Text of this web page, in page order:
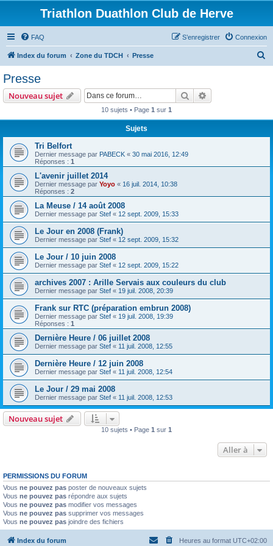
Triathlon Duathlon Club de Herve
FAQ Connexion
S’enregistrer
Index du forum Zone du TDCH Presse
Presse
Nouveau sujet Rechercher
10 sujets • Page 1 sur 1
Sujets
Tri Belfort
Dernier message par PABECK « 30 mai 2016, 12:49
Réponses : 1
L'avenir juillet 2014
Dernier message par Yoyo « 16 juil. 2014, 10:38
Réponses : 2
La Meuse / 14 août 2008
Dernier message par Stef « 12 sept. 2009, 15:33
Le Jour en 2008 (Frank)
Dernier message par Stef « 12 sept. 2009, 15:32
Le Jour / 10 juin 2008
Dernier message par Stef « 12 sept. 2009, 15:22
archives 2007 : Arille Servais aux couleurs du club
Dernier message par Stef « 19 juil. 2008, 20:39
Frank sur RTC (préparation embrun 2008)
Dernier message par Stef « 19 juil. 2008, 19:39
Réponses : 1
Dernière Heure / 06 juillet 2008
Dernier message par Stef « 11 juil. 2008, 12:55
Dernière Heure / 12 juin 2008
Dernier message par Stef « 11 juil. 2008, 12:54
Le Jour / 29 mai 2008
Dernier message par Stef « 11 juil. 2008, 12:53
Nouveau sujet
10 sujets • Page 1 sur 1
Aller à
PERMISSIONS DU FORUM
Vous ne pouvez pas poster de nouveaux sujets
Vous ne pouvez pas répondre aux sujets
Vous ne pouvez pas modifier vos messages
Vous ne pouvez pas supprimer vos messages
Vous ne pouvez pas joindre des fichiers
Index du forum Heures au format UTC+02:00